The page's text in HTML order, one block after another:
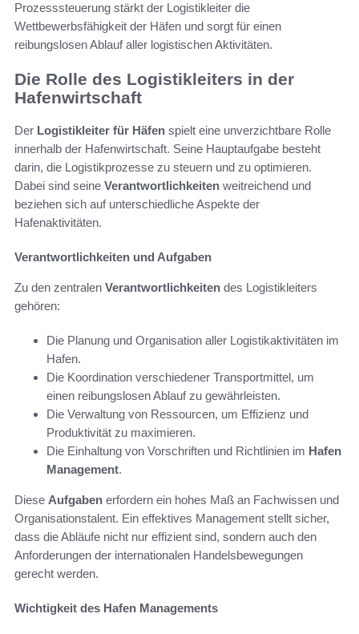
Prozesssteuerung stärkt der Logistikleiter die
Wettbewerbsfähigkeit der Häfen und sorgt für einen
reibungslosen Ablauf aller logistischen Aktivitäten.
Die Rolle des Logistikleiters in der
Hafenwirtschaft
Der Logistikleiter für Häfen spielt eine unverzichtbare Rolle
innerhalb der Hafenwirtschaft. Seine Hauptaufgabe besteht
darin, die Logistikprozesse zu steuern und zu optimieren.
Dabei sind seine Verantwortlichkeiten weitreichend und
beziehen sich auf unterschiedliche Aspekte der
Hafenaktivitäten.
Verantwortlichkeiten und Aufgaben
Zu den zentralen Verantwortlichkeiten des Logistikleiters
gehören:
Die Planung und Organisation aller Logistikaktivitäten im
Hafen.
Die Koordination verschiedener Transportmittel, um
einen reibungslosen Ablauf zu gewährleisten.
Die Verwaltung von Ressourcen, um Effizienz und
Produktivität zu maximieren.
Die Einhaltung von Vorschriften und Richtlinien im Hafen
Management.
Diese Aufgaben erfordern ein hohes Maß an Fachwissen und
Organisationstalent. Ein effektives Management stellt sicher,
dass die Abläufe nicht nur effizient sind, sondern auch den
Anforderungen der internationalen Handelsbewegungen
gerecht werden.
Wichtigkeit des Hafen Managements